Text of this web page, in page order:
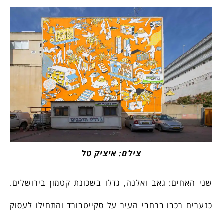
צילם: איציק טל
שני האחים: גאב ואלנה, גדלו בשכונת קטמון בירושלים.
כנערים רכבו ברחבי העיר על סקייטבורד והתחילו לעסוק